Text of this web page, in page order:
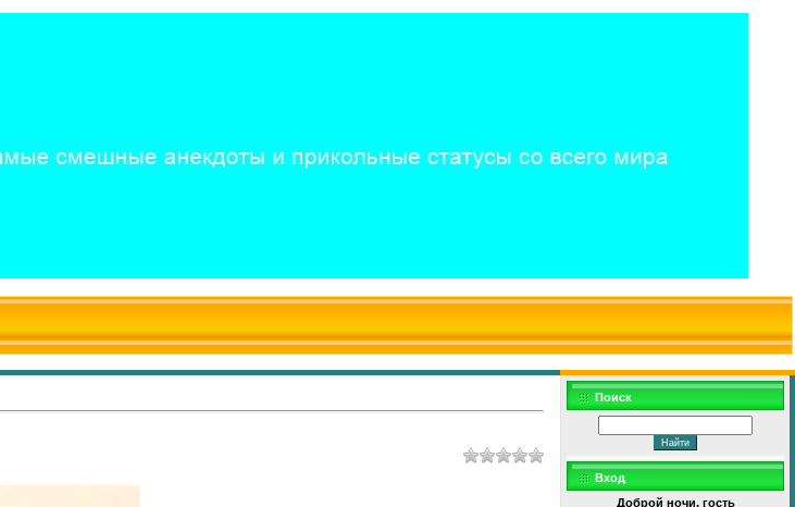
Поиск
Вход
Доброй ночи, гость